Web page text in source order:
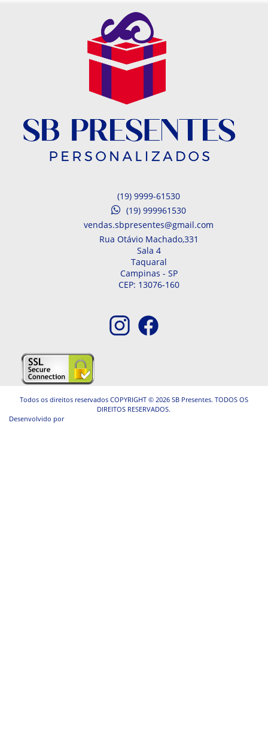
(19) 9999-61530
(19) 999961530
vendas.sbpresentes@gmail.com
Rua Otávio Machado,331
Sala 4
Taquaral
Campinas - SP
CEP: 13076-160
Todos os direitos reservados COPYRIGHT © 2026 SB Presentes. TODOS OS
DIREITOS RESERVADOS.
Desenvolvido por